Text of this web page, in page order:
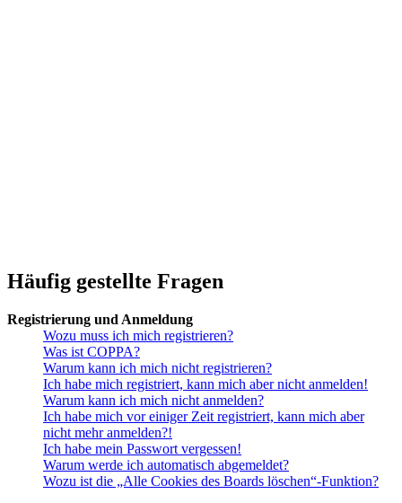
Häufig gestellte Fragen
Registrierung und Anmeldung
Wozu muss ich mich registrieren?
Was ist COPPA?
Warum kann ich mich nicht registrieren?
Ich habe mich registriert, kann mich aber nicht anmelden!
Warum kann ich mich nicht anmelden?
Ich habe mich vor einiger Zeit registriert, kann mich aber
nicht mehr anmelden?!
Ich habe mein Passwort vergessen!
Warum werde ich automatisch abgemeldet?
Wozu ist die „Alle Cookies des Boards löschen“-Funktion?